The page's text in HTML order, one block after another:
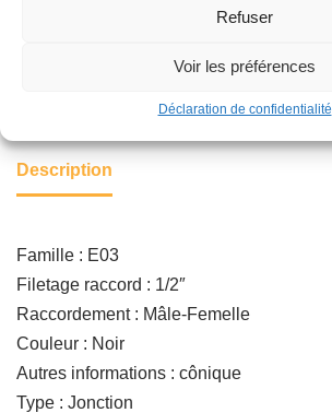
Refuser
Voir les préférences
Déclaration de confidentialité
Description
Famille : E03
Filetage raccord : 1/2″
Raccordement : Mâle-Femelle
Couleur : Noir
Autres informations : cônique
Type : Jonction